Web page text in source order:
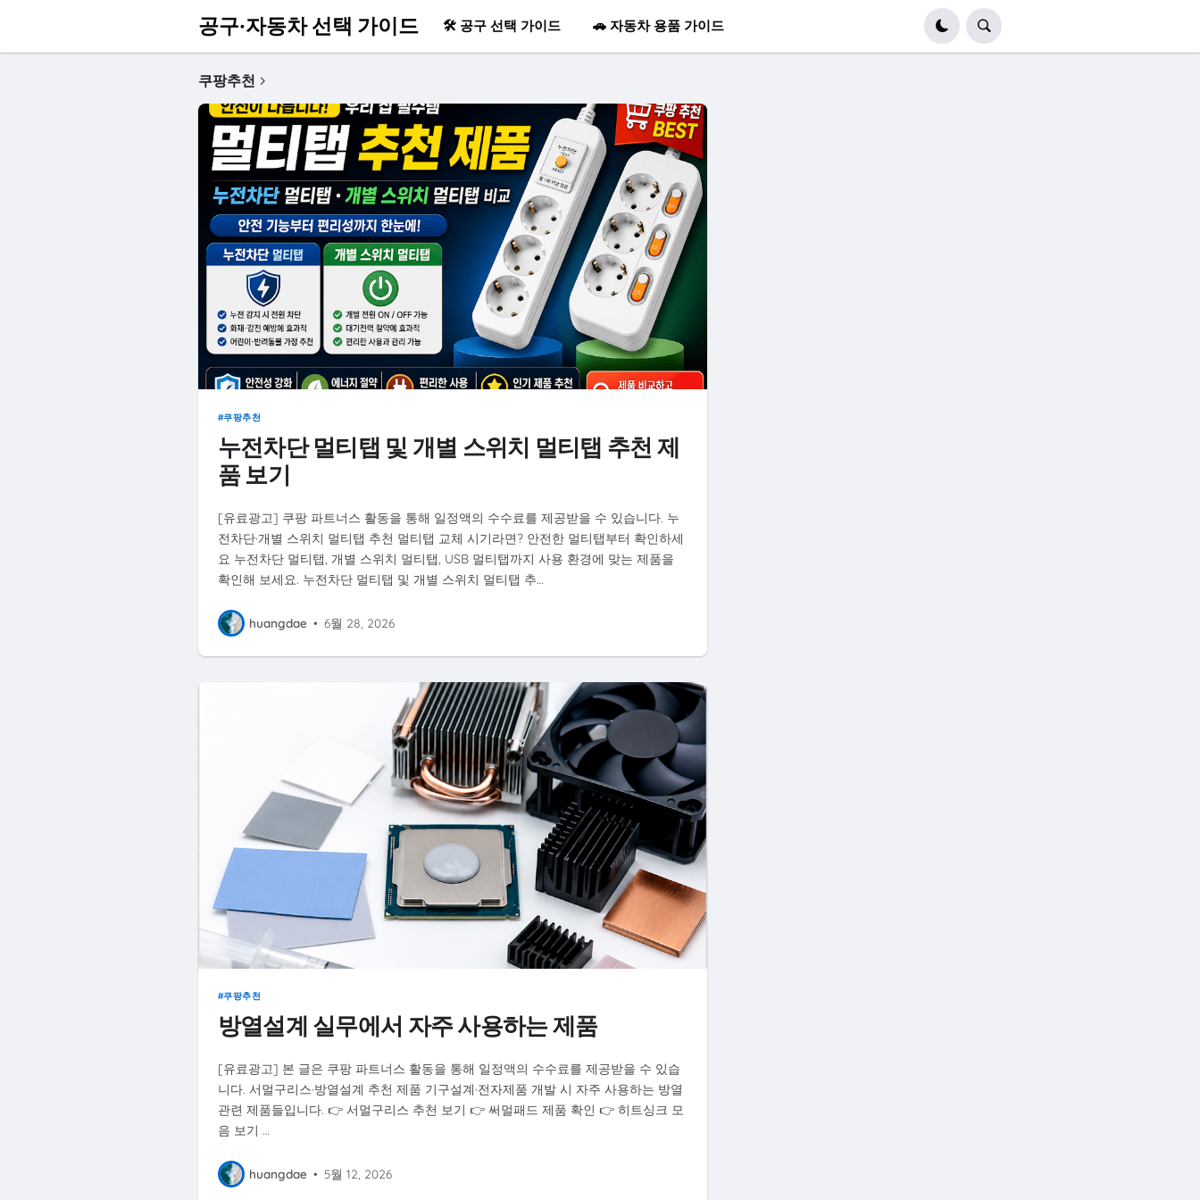
공구·자동차 선택 가이드 🛠 공구 선택 가이드 🚗 자동차 용품 가이드
쿠팡추천
쿠팡추천
누전차단 멀티탭 및 개별 스위치 멀티탭 추천 제
품 보기
[유료광고] 쿠팡 파트너스 활동을 통해 일정액의 수수료를 제공받을 수 있습니다. 누
전차단·개별 스위치 멀티탭 추천 멀티탭 교체 시기라면? 안전한 멀티탭부터 확인하세
요 누전차단 멀티탭, 개별 스위치 멀티탭, USB 멀티탭까지 사용 환경에 맞는 제품을
확인해 보세요. 누전차단 멀티탭 및 개별 스위치 멀티탭 추…
huangdae • 6월 28, 2026
쿠팡추천
방열설계 실무에서 자주 사용하는 제품
[유료광고] 본 글은 쿠팡 파트너스 활동을 통해 일정액의 수수료를 제공받을 수 있습
니다. 서멀구리스·방열설계 추천 제품 기구설계·전자제품 개발 시 자주 사용하는 방열
관련 제품들입니다. 👉 서멀구리스 추천 보기 👉 써멀패드 제품 확인 👉 히트싱크 모
음 보기 …
huangdae • 5월 12, 2026